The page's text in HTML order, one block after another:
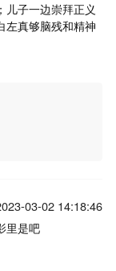
儿子一边崇拜正义
左真够脑残和精神
03-02 14:18:46
里是吧